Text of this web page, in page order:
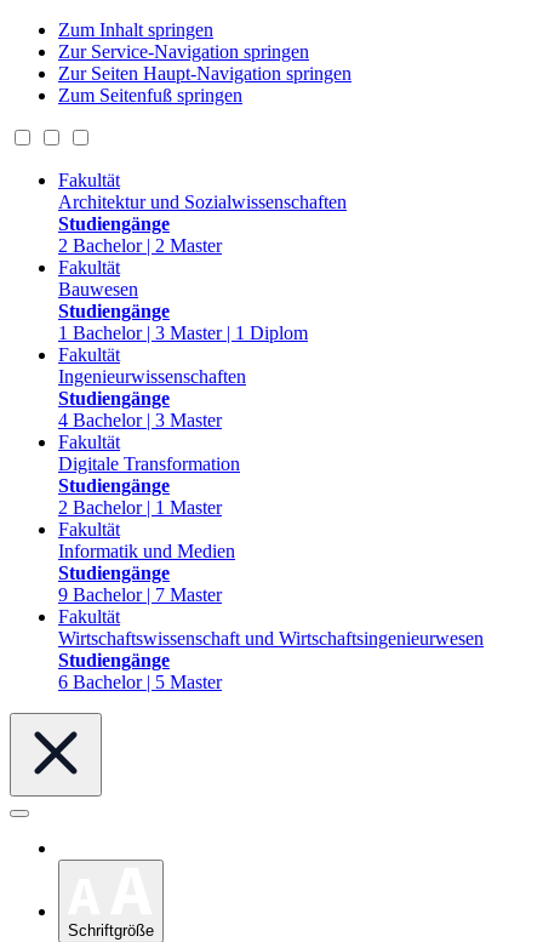
Zum Inhalt springen
Zur Service-Navigation springen
Zur Seiten Haupt-Navigation springen
Zum Seitenfuß springen
Fakultät
Architektur und Sozialwissenschaften
Studiengänge
2 Bachelor | 2 Master
Fakultät
Bauwesen
Studiengänge
1 Bachelor | 3 Master | 1 Diplom
Fakultät
Ingenieurwissenschaften
Studiengänge
4 Bachelor | 3 Master
Fakultät
Digitale Transformation
Studiengänge
2 Bachelor | 1 Master
Fakultät
Informatik und Medien
Studiengänge
9 Bachelor | 7 Master
Fakultät
Wirtschaftswissenschaft und Wirtschaftsingenieurwesen
Studiengänge
6 Bachelor | 5 Master
Schriftgröße